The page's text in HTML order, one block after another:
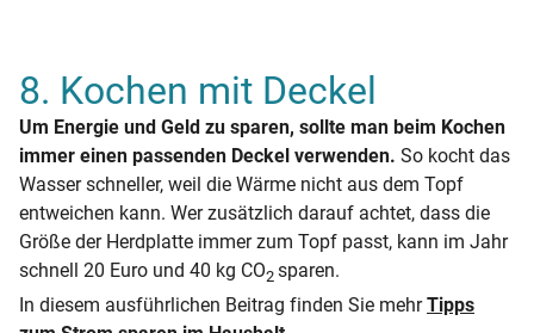
8. Kochen mit Deckel
Um Energie und Geld zu sparen, sollte man beim Kochen
immer einen passenden Deckel verwenden. So kocht das
Wasser schneller, weil die Wärme nicht aus dem Topf
entweichen kann. Wer zusätzlich darauf achtet, dass die
Größe der Herdplatte immer zum Topf passt, kann im Jahr
schnell 20 Euro und 40 kg CO2 sparen.
In diesem ausführlichen Beitrag finden Sie mehrTipps